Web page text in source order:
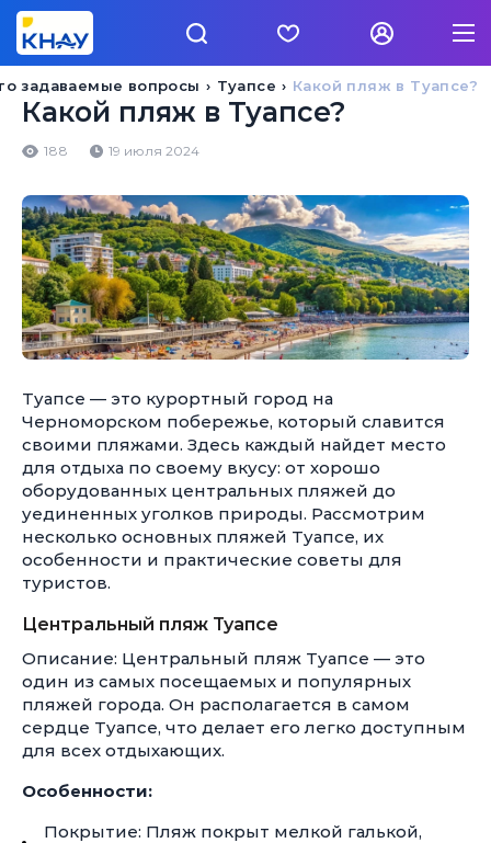
Какой пляж в Туапсе?
Туапсе
задаваемые вопросы
Какой пляж в Туапсе?
188 19 июля 2024
Туапсе — это курортный город на
Черноморском побережье, который славится
своими пляжами. Здесь каждый найдет место
для отдыха по своему вкусу: от хорошо
оборудованных центральных пляжей до
уединенных уголков природы. Рассмотрим
несколько основных пляжей Туапсе, их
особенности и практические советы для
туристов.
Центральный пляж Туапсе
Описание: Центральный пляж Туапсе — это
один из самых посещаемых и популярных
пляжей города. Он располагается в самом
сердце Туапсе, что делает его легко доступным
для всех отдыхающих.
Особенности:
Покрытие: Пляж покрыт мелкой галькой,